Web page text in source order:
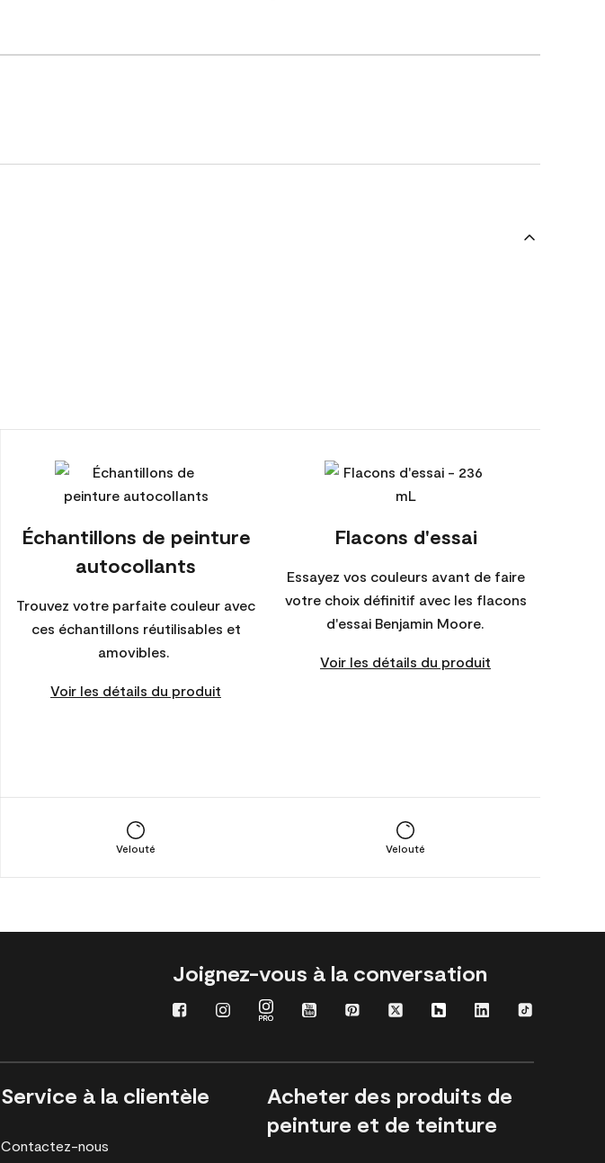
Échantillons de peinture
autocollants
Trouvez votre parfaite couleur avec
ces échantillons réutilisables et
amovibles.
Voir les détails du produit
Flacons d'essai
Essayez vos couleurs avant de faire
votre choix définitif avec les flacons
d'essai Benjamin Moore.
Voir les détails du produit
Velouté Velouté
Joignez-vous à la conversation
Service à la clientèle
Contactez-nous
Acheter des produits de
peinture et de teinture